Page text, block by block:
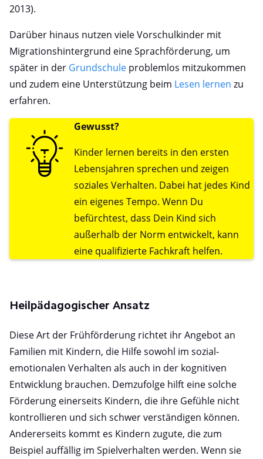
2013).
Darüber hinaus nutzen viele Vorschulkinder mit
Migrationshintergrund eine Sprachförderung, um
später in der Grundschule problemlos mitzukommen
und zudem eine Unterstützung beim Lesen lernen zu
erfahren.
Gewusst?
Kinder lernen bereits in den ersten
Lebensjahren sprechen und zeigen
soziales Verhalten. Dabei hat jedes Kind
ein eigenes Tempo. Wenn Du
befürchtest, dass Dein Kind sich
außerhalb der Norm entwickelt, kann
eine qualifizierte Fachkraft helfen.
Heilpädagogischer Ansatz
Diese Art der Frühförderung richtet ihr Angebot an
Familien mit Kindern, die Hilfe sowohl im sozial-
emotionalen Verhalten als auch in der kognitiven
Entwicklung brauchen. Demzufolge hilft eine solche
Förderung einerseits Kindern, die ihre Gefühle nicht
kontrollieren und sich schwer verständigen können.
Andererseits kommt es Kindern zugute, die zum
Beispiel auffällig im Spielverhalten werden. Wenn sie